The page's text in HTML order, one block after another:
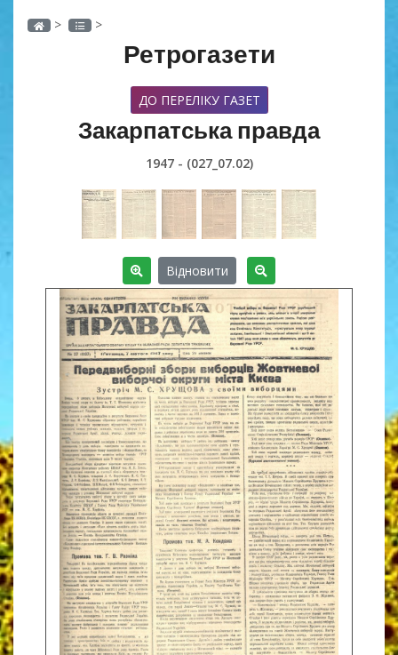
> >
Ретрогазети
ДО ПЕРЕЛІКУ ГАЗЕТ
Закарпатська правда
1947 - (027_07.02)
Відновити